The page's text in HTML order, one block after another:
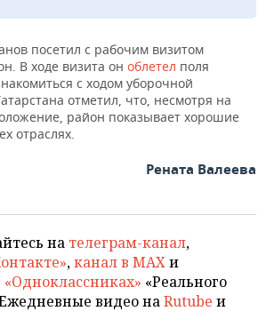
посетил с рабочим визитом
В ходе визита он облетел поля
с ходом уборочной
отметил, что, несмотря на
район показывает хорошие
отраслях.
Рената Валеева
на телеграм-канал,
,канал в MAXи
«Одноклассниках» «Реального
видео наRutube и